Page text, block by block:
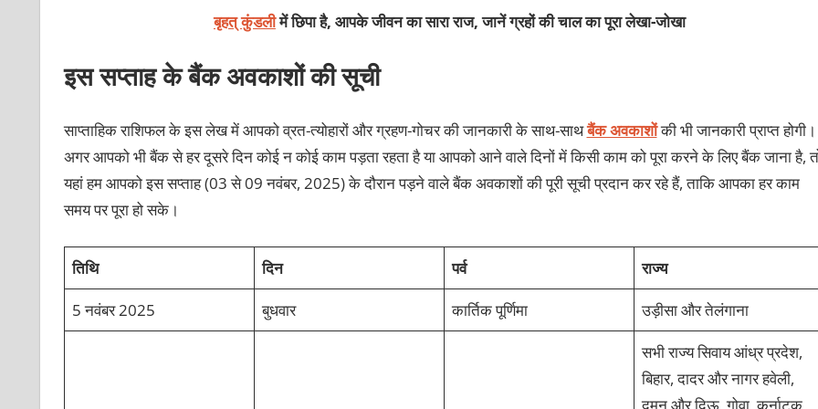
बृहत् कुंडलीमें छिपा है, आपके जीवन का सारा राज, जानें ग्रहों की चाल का पूरा लेखा-जोखा
इस सप्ताह के बैंक अवकाशों की सूची
साप्ताहिक राशिफल के इस लेख में आपको व्रत-त्योहारों और ग्रहण-गोचर की जानकारी के साथ-साथबैंक अवकाशोंकी भी जानकारी प्राप्त होगी।
अगर आपको भी बैंक से हर दूसरे दिन कोई न कोई काम पड़ता रहता है या आपको आने वाले दिनों में किसी काम को पूरा करने के लिए बैंक जाना है,
यहां हम आपको इस सप्ताह (03 से 09 नवंबर, 2025) के दौरान पड़ने वाले बैंक अवकाशों की पूरी सूची प्रदान कर रहे हैं, ताकि आपका हर काम
समय पर पूरा हो सके।
तिथि दिन पर्व
राज्य
5 नवंबर 2025
बुधवार कार्तिक पूर्णिमा उड़ीसा और तेलंगाना
सभी राज्य सिवाय आंध्र प्रदेश,
बिहार, दादर और नागर हवेली,
दमन और दिऊ, गोवा, कर्नाटक,